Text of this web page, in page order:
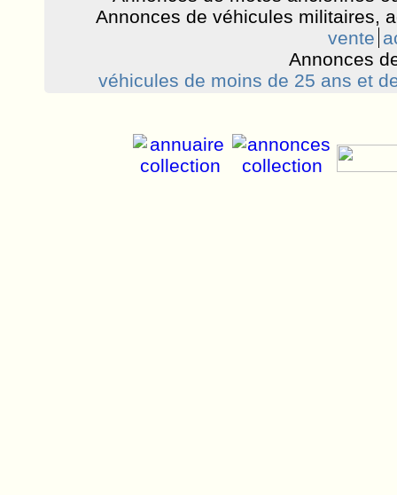
Annonces de véhicules militaires,
vente
Annonces
véhicules de moins de 25 ans et